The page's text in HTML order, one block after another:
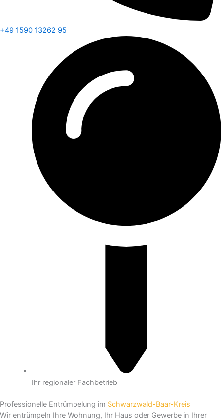
+49 1590 13262 95
Ihr regionaler Fachbetrieb
Professionelle Entrümpelung im Schwarzwald-Baar-Kreis
Wir entrümpeln Ihre Wohnung, Ihr Haus oder Gewerbe in Ihrer